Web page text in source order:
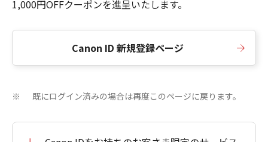
1,000円OFFクーポンを進呈いたします。
Canon ID 新規登録ページ
※ 既にログイン済みの場合は再度このページに戻ります。